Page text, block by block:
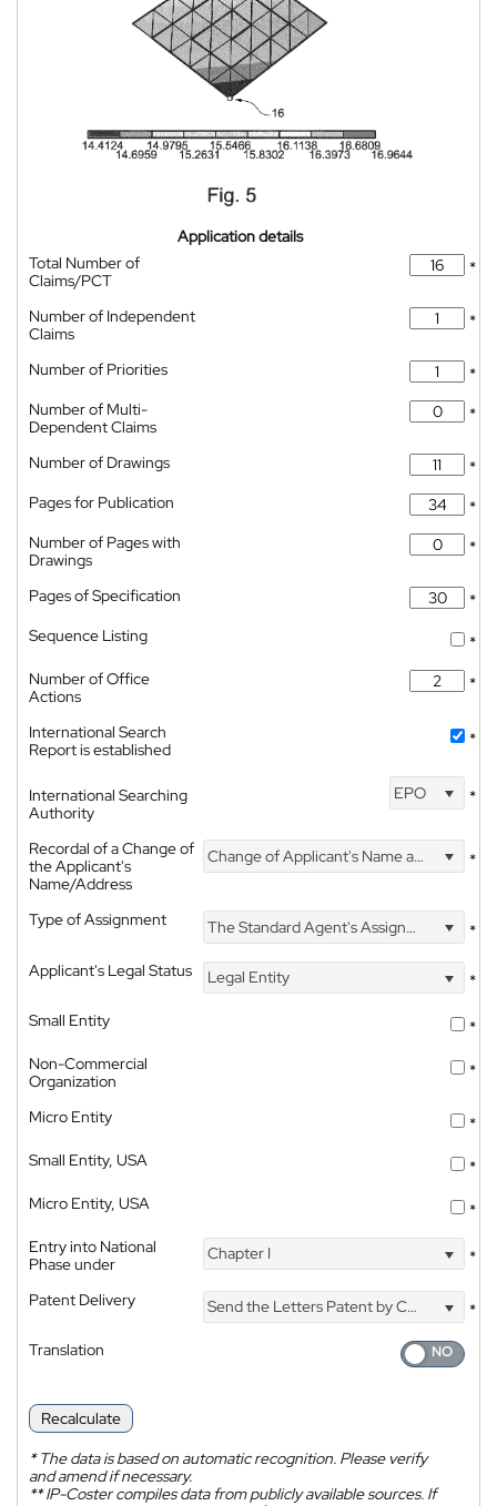
Application details
Total Number of
Claims/PCT
*
Number of Independent
Claims
*
Number of Priorities
*
Number of Multi-
Dependent Claims
*
Number of Drawings
*
Pages for Publication
*
Number of Pages with
Drawings
*
Pages of Specification
*
Sequence Listing
*
Number of Office
Actions
*
International Search
Report is established
*
International Searching
Authority
EPO *
Recordal of a Change of
the Applicant's
Name/Address
Change of Applicant's Name and Address *
Type of Assignment The Standard Agent's Assignment
*
Applicant's Legal Status
Legal Entity
*
Small Entity
*
Non-Commercial
Organization
*
Micro Entity
*
Small Entity, USA
*
Micro Entity, USA
*
Entry into National
Phase under
Chapter I *
Patent Delivery Send the Letters Patent by Courier
*
Translation
Recalculate
*The data is based on automatic recognition. Please verify
and amend if necessary.
**IP-Coster compiles data from publicly available sources. If